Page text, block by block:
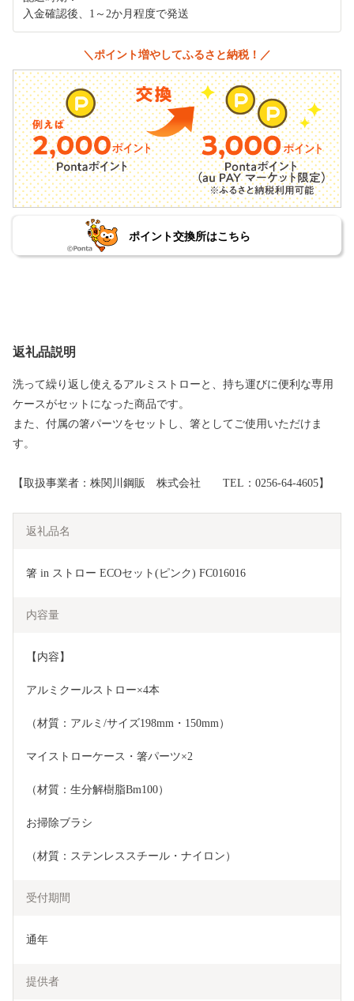
入金確認後、1～2か月程度で発送
＼ポイント増やしてふるさと納税！／
ポイント交換所はこちら
返礼品説明
洗って繰り返し使えるアルミストローと、持ち運びに便利な専用
ケースがセットになった商品です。
また、付属の箸パーツをセットし、箸としてご使用いただけま
す。
【取扱事業者：株関川鋼販 株式会社 TEL：0256-64-4605】
返礼品名
箸 in ストロー ECOセット(ピンク) FC016016
内容量
【内容】
アルミクールストロー×4本
（材質：アルミ/サイズ198mm・150mm）
マイストローケース・箸パーツ×2
（材質：生分解樹脂Bm100）
お掃除ブラシ
（材質：ステンレススチール・ナイロン）
受付期間
通年
提供者